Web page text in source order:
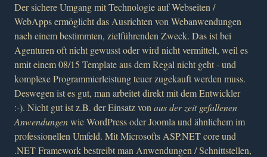
Der sichere Umgang mit Technologie auf Webseiten /
WebApps ermöglicht das Ausrichten von Webanwendungen
nach einem bestimmten, zielführenden Zweck. Das ist bei
Agenturen oft nicht gewusst oder wird nicht vermittelt, weil es
nmit einem 08/15 Template aus dem Regal nicht geht - und
komplexe Programmierleistung teuer zugekauft werden muss.
Deswegen ist es gut, man arbeitet direkt mit dem Entwickler
:-). Nicht gut ist z.B. der Einsatz von aus der zeit gefallenen
Anwendungenwie WordPress oder Joomla und ähnlichem im
professionellen Umfeld. Mit Microsofts ASP.NET core und
.NET Framework bestreibt man Anwendungen / Schnittstellen,